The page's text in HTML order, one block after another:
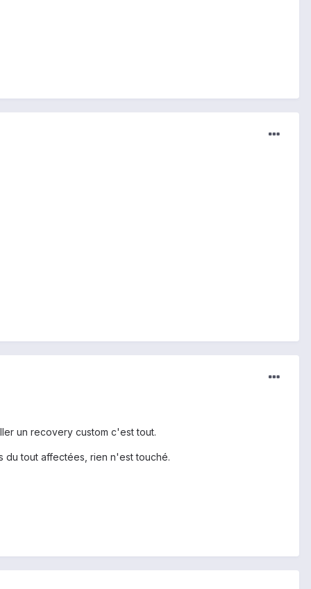
un recovery custom c'est tout.
du tout affectées, rien n'est touché.